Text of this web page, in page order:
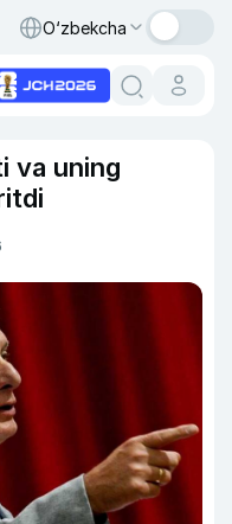
O‘zbekcha
va uning